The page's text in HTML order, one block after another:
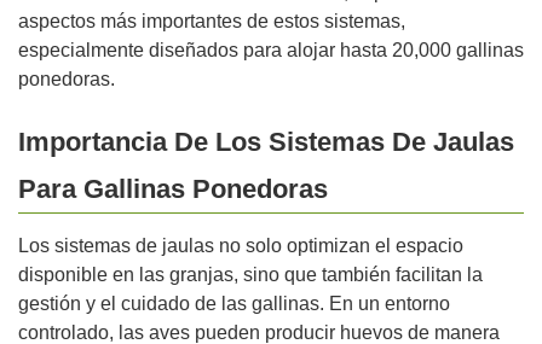
aspectos más importantes de estos sistemas,
especialmente diseñados para alojar hasta 20,000 gallinas
ponedoras.
Importancia De Los Sistemas De Jaulas
Para Gallinas Ponedoras
Los sistemas de jaulas no solo optimizan el espacio
disponible en las granjas, sino que también facilitan la
gestión y el cuidado de las gallinas. En un entorno
controlado, las aves pueden producir huevos de manera